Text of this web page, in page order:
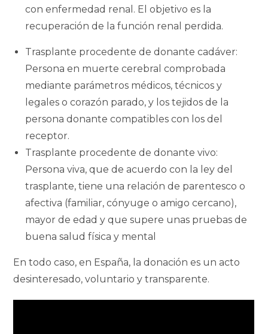
con enfermedad renal. El objetivo es la
recuperación de la función renal perdida.
Trasplante procedente de donante cadáver:
Persona en muerte cerebral comprobada
mediante parámetros médicos, técnicos y
legales o corazón parado, y los tejidos de la
persona donante compatibles con los del
receptor.
Trasplante procedente de donante vivo:
Persona viva, que de acuerdo con la ley del
trasplante, tiene una relación de parentesco o
afectiva (familiar, cónyuge o amigo cercano),
mayor de edad y que supere unas pruebas de
buena salud física y mental
En todo caso, en España, la donación es un acto
desinteresado, voluntario y transparente.